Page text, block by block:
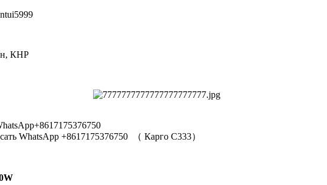
КНР
WhatsApp +8617175376750 （ Карго C333）